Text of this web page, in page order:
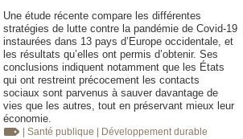
Une étude récente compare les différentes
stratégies de lutte contre la pandémie de Covid-19
instaurées dans 13 pays d’Europe occidentale, et
les résultats qu’elles ont permis d’obtenir. Ses
conclusions indiquent notamment que les États
qui ont restreint précocement les contacts
sociaux sont parvenus à sauver davantage de
vies que les autres, tout en préservant mieux leur
économie.
| Santé publique | Développement durable